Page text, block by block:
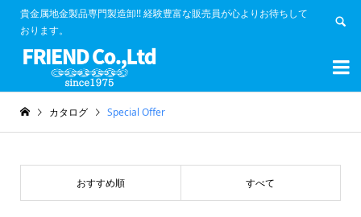
貴金属地金製品専門製造卸!! 経験豊富な販売員が心よりお待ちして
おります。


カタログ Special Offer
おすすめ順 すべて